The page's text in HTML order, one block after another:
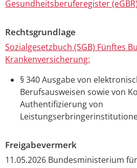
Gesundheitsberuferegister (eGBR)
Rechtsgrundlage
Sozialgesetzbuch (SGB) Fünftes
Krankenversicherung:
§ 340 Ausgabe von
Berufsausweisen sowie von
Authentifizierung von
Freigabevermerk
11.05.2026 Bundesministerium